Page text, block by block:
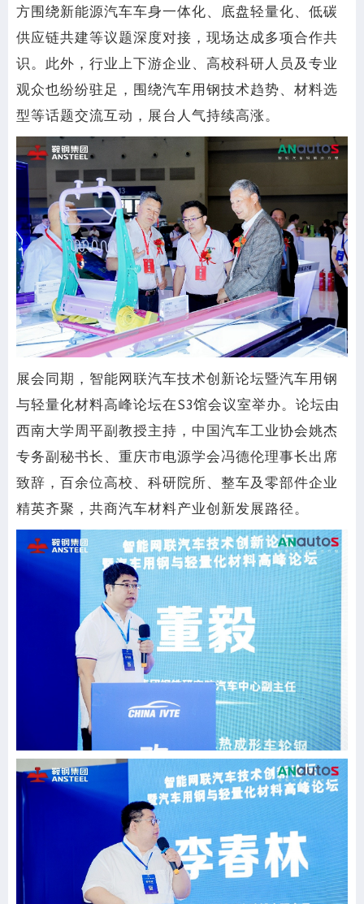
方围绕新能源汽车车身一体化、底盘轻量化、低碳
供应链共建等议题深度对接，现场达成多项合作共
识。此外，行业上下游企业、高校科研人员及专业
观众也纷纷驻足，围绕汽车用钢技术趋势、材料选
型等话题交流互动，展台人气持续高涨。
展会同期，智能网联汽车技术创新论坛暨汽车用钢
与轻量化材料高峰论坛在S3馆会议室举办。论坛由
西南大学周平副教授主持，中国汽车工业协会姚杰
专务副秘书长、重庆市电源学会冯德伦理事长出席
致辞，百余位高校、科研院所、整车及零部件企业
精英齐聚，共商汽车材料产业创新发展路径。